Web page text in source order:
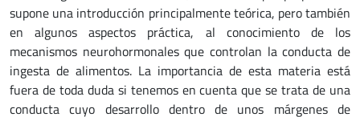
supone una introducción principalmente teórica, pero también
en algunos aspectos práctica, al conocimiento de los
mecanismos neurohormonales que controlan la conducta de
ingesta de alimentos. La importancia de esta materia está
fuera de toda duda si tenemos en cuenta que se trata de una
conducta cuyo desarrollo dentro de unos márgenes de